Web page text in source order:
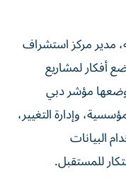
مدير مركز استشراف
أفكار لمشاريع
مؤشر دبي
وإدارة التغيير،
البيانات
للمستقبل.